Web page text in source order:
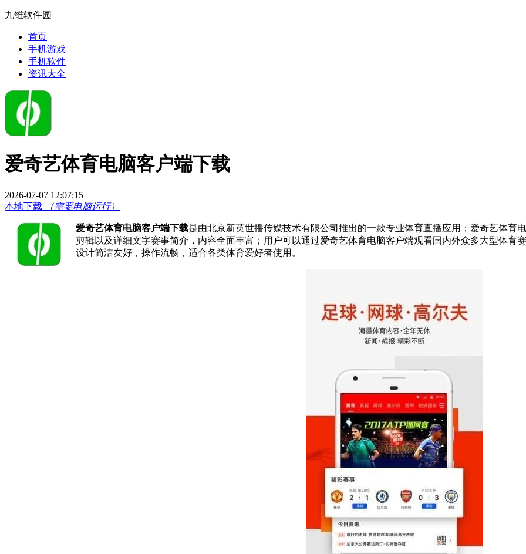
九维软件园
首页
手机游戏
手机软件
资讯大全
爱奇艺体育电脑客户端下载
2026-07-07 12:07:15
本地下载
（需要电脑运行）
爱奇艺体育电脑客户端下载是由北京新英世播传媒技术有限公司推出的一款专业体育直播应用；爱奇艺体育
剪辑以及详细文字赛事简介，内容全面丰富；用户可以通过爱奇艺体育电脑客户端观看国内外众多大型体育
设计简洁友好，操作流畅，适合各类体育爱好者使用。